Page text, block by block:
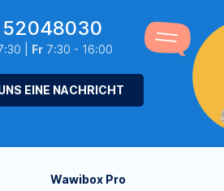
| Fr7:30 - 16:00
EINE NACHRICHT
Wawibox Pro